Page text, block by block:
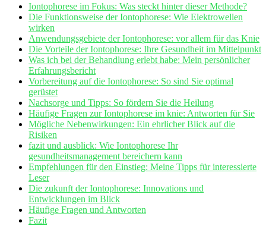
Iontophorese⁤ im⁤ Fokus: ⁤Was steckt ‍hinter dieser Methode?
Die ​Funktionsweise der Iontophorese: Wie Elektrowellen
wirken
Anwendungsgebiete der Iontophorese: ⁢vor allem für ‌das Knie
Die Vorteile‍ der Iontophorese: Ihre Gesundheit ⁤im‍ Mittelpunkt
Was​ ich⁣ bei der Behandlung erlebt ​habe: Mein persönlicher
Erfahrungsbericht
Vorbereitung ⁢auf‌ die⁣ Iontophorese: So⁣ sind Sie optimal
gerüstet
Nachsorge und Tipps: So ⁤fördern Sie die Heilung
Häufige ​Fragen​ zur Iontophorese im knie: Antworten für Sie
Mögliche Nebenwirkungen: Ein ⁣ehrlicher Blick auf ‌die
Risiken
fazit und ausblick: ‍Wie ⁤Iontophorese Ihr
gesundheitsmanagement ⁣bereichern kann
Empfehlungen ⁤für den‍ Einstieg: ‌Meine Tipps⁣ für interessierte‍
Leser
Die zukunft der Iontophorese: Innovations⁤ und
Entwicklungen im Blick
Häufige Fragen⁣ und​ Antworten
Fazit